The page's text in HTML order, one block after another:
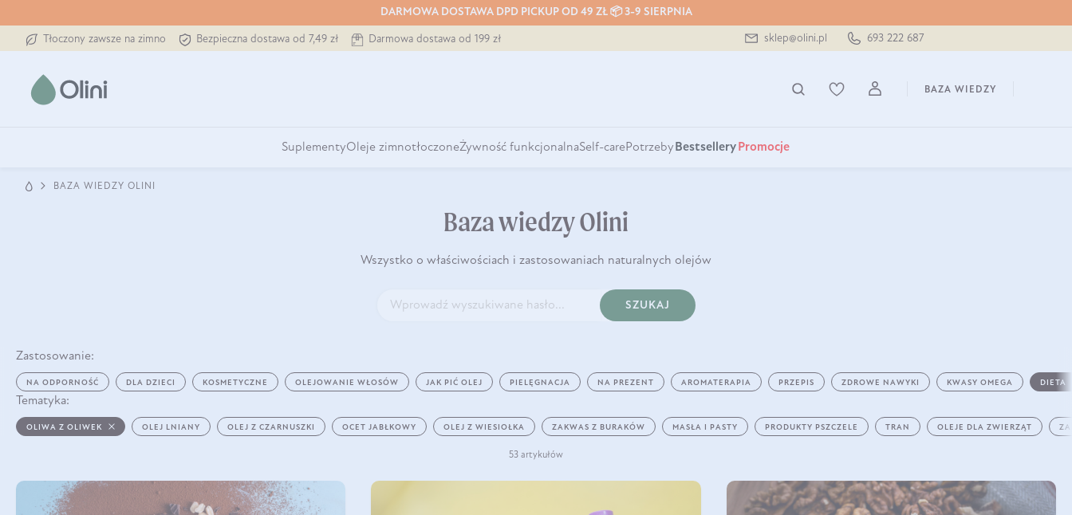
DARMOWA DOSTAWA DPD PICKUP OD 49 ZŁ 📦 3-9 SIERPNIA
Tłoczony zawsze na zimno Bezpieczna dostawa od 7,49 zł Darmowa dostawa od 199 zł sklep@olini.pl 693 222 687
BAZA WIEDZY
SuplementyOleje zimnotłoczoneŻywność funkcjonalnaSelf-carePotrzeby Bestsellery Promocje
BAZA WIEDZY OLINI
Baza wiedzy Olini
Wszystko o właściwościach i zastosowaniach naturalnych olejów
SZUKAJ
Zastosowanie:
NA ODPORNOŚĆ DLA DZIECI KOSMETYCZNE OLEJOWANIE WŁOSÓW JAK PIĆ OLEJ PIELĘGNACJA NA PREZENT AROMATERAPIA PRZEPIS ZDROWE NAWYKI KWASY OMEGA DIETA
Tematyka:
OLIWA Z OLIWEK OLEJ LNIANY OLEJ Z CZARNUSZKI OCET JABŁKOWY OLEJ Z WIESIOŁKA ZAKWAS Z BURAKÓW MASŁA I PASTY PRODUKTY PSZCZELE TRAN OLEJE DLA ZWIERZĄT
53 artykułów